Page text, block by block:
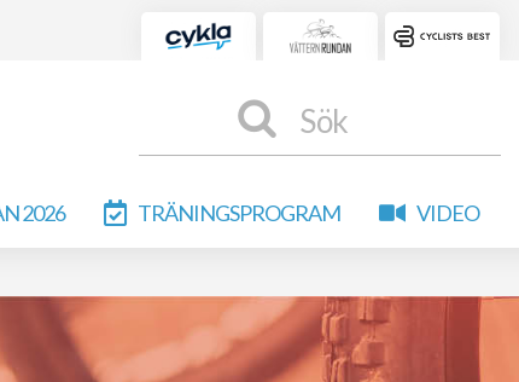
Sök
2026 TRÄNINGSPROGRAM VIDEO